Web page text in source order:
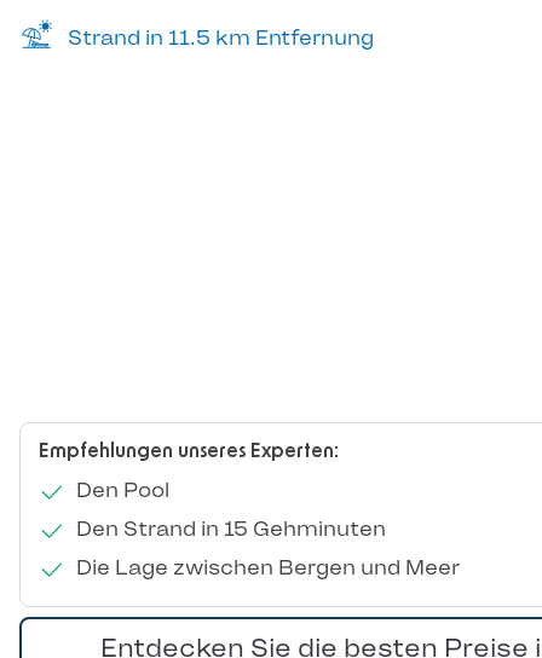
Empfehlungen unseres Experten:
Den Pool
Den Strand in 15 Gehminuten
Die Lage zwischen Bergen und Meer
Strand in 11.5 km Entfernung
Entdecken Sie die besten Preise